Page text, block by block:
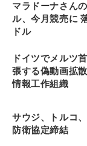
マラドーナさん
ル、今月競売に
ドル
ドイツでメルツ
張する偽動画拡
情報工作組織
サウジ、トルコ
防衛協定締結